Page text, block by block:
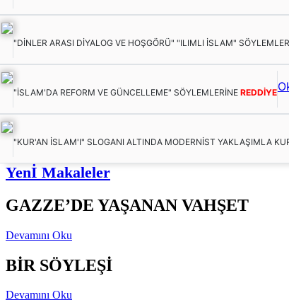
"DİNLER ARASI DİYALOG VE HOŞGÖRÜ" "ILIMLI İSLAM"
"İSLAM'DA REFORM VE GÜNCELLEME" SÖYLEMLERİNE REDDİYE
"KUR'AN İSLAM'I" SLOGANI ALTINDA MODERNİST YAKLAŞIMLA
Yenİ Makaleler
GAZZE’DE YAŞANAN VAHŞET
Devamını Oku
BİR SÖYLEŞİ
Devamını Oku